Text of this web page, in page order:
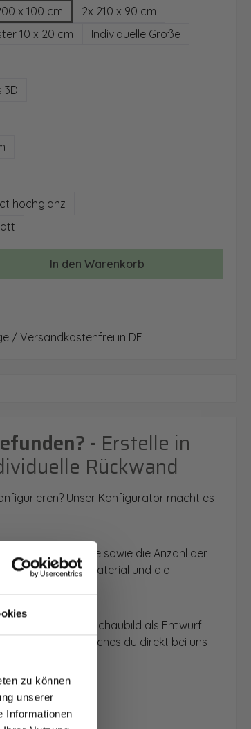
zu können
unserer
Informationen
x 100 cm
2x 210 x 90 cm
10 x 20 cm Individuelle Größe
3D
ist zurzeit nicht verfügbar.)
hochglanz
Wert ein oder benutze die Schaltflächen
In den Warenkorb
/ Versandkostenfrei in DE
- Erstelle in
Rückwand
Unser Konfigurator macht es
die Größe sowie die Anzahl der
das Material und die
Rückwände im Schaubild als Entwurf
Angebot, welches du direkt bei uns